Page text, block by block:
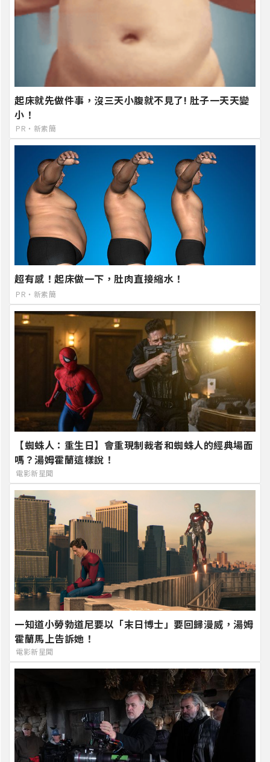
起床就先做件事，沒三天小腹就不見了! 肚子一天天變
小！
PR・新素簡
超有感！起床做一下，肚肉直接縮水！
PR・新素簡
【蜘蛛人：重生日】會重現制裁者和蜘蛛人的經典場面
嗎？湯姆霍蘭這樣說！
電影新星聞
一知道小勞勃道尼要以「末日博士」要回歸漫威，湯姆
霍蘭馬上告訴她！
電影新星聞